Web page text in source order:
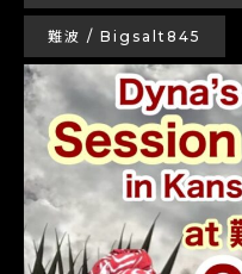
難波 / Bigsalt845